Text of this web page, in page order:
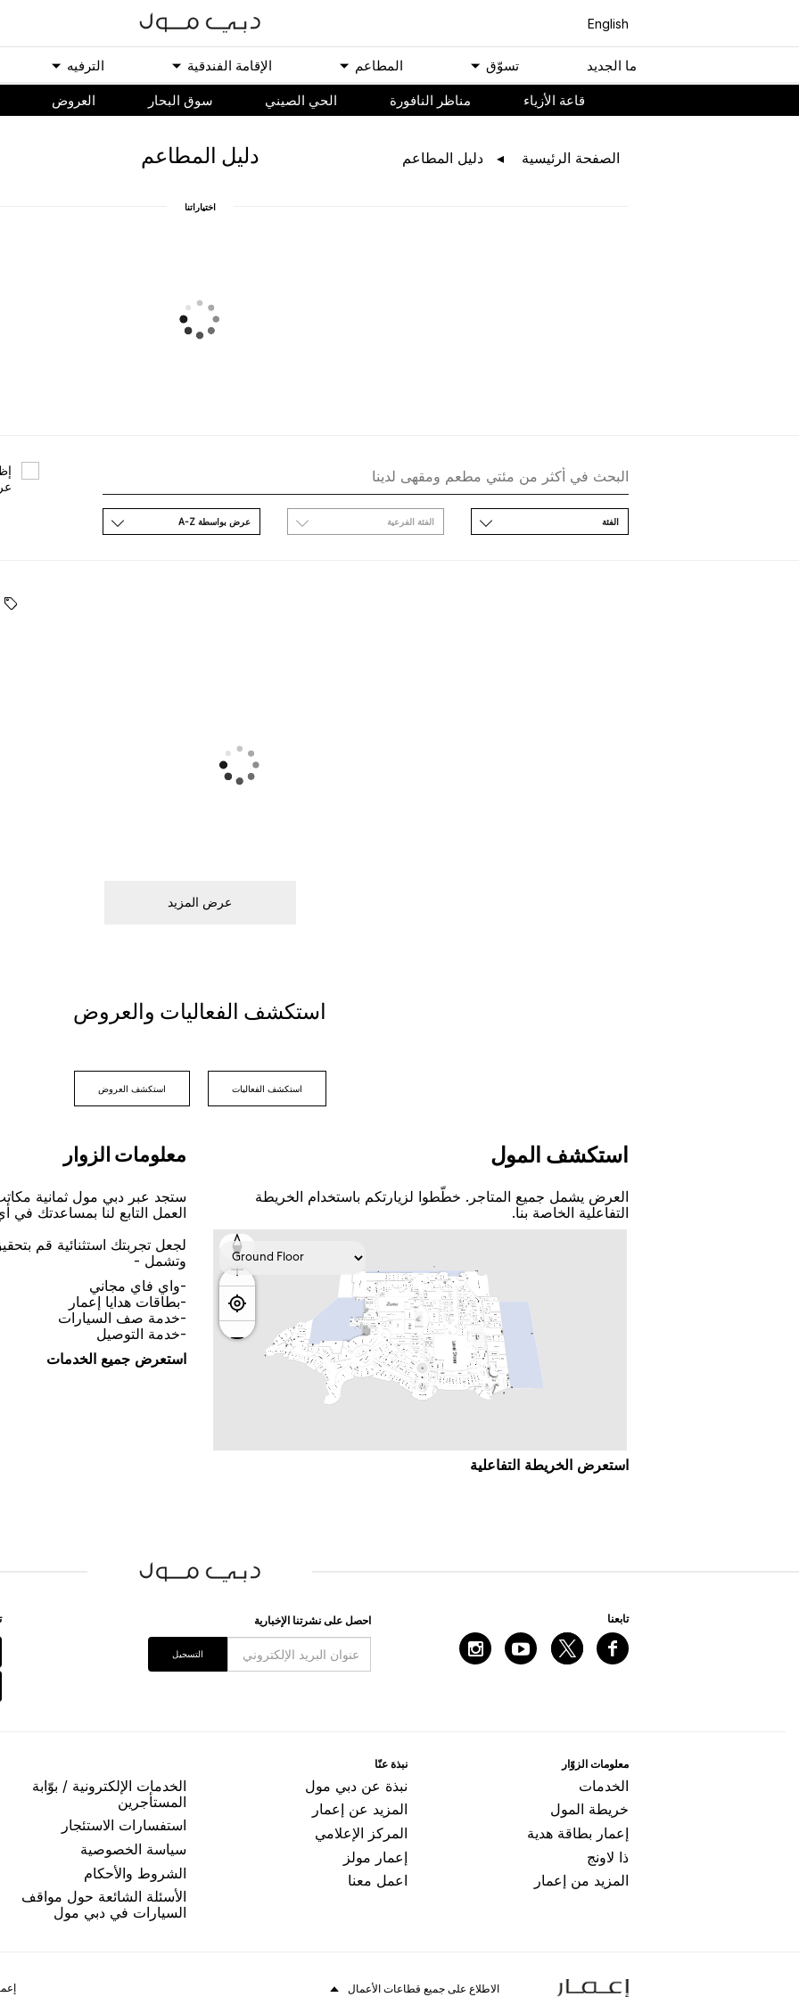
English
ﻣﺎ اﻟﺠﺪﻳﺪ ﺗﺴﻮّﻕ اﻟﻤﻄﺎﻋﻢ اﻹﻗﺎﻣﺔ اﻟﻔﻨﺪﻗﻴﺔ اﻟﺘﺮﻓﻴﻪ
ﻗﺎﻋﺔ اﻷﺯﻳﺎء مناظر النافورة الحي الصيني سوق البحار اﻟﻌﺮﻭﺽ
اﻟﺼﻔﺤﺔ اﻟﺮﺋﻴﺴﻴﺔ ﺩﻟﻴﻞ اﻟﻤﻄﺎﻋﻢ ﺩﻟﻴﻞ اﻟﻤﻄﺎﻋﻢ
اﺧﺘﻴﺎﺭاﺗﻨﺎ
اﻟﻔﺌﺔ اﻟﻔﺌﺔ اﻟﻔﺮﻋﻴﺔ ﻋﺮﺽ ﺑﻮاﺳﻄﺔ A-Z
ﻋﺮﺽ اﻟﻤﺰﻳﺪ
اﺳﺘﻜﺸﻒ اﻟﻔﻌﺎﻟﻴﺎﺕ ﻭاﻟﻌﺮﻭﺽ
اﺳﺘﻜﺸﻒ اﻟﻔﻌﺎﻟﻴﺎﺕ اﺳﺘﻜﺸﻒ اﻟﻌﺮﻭﺽ
اﺳﺘﻜﺸﻒ اﻟﻤﻮﻝ
اﻟﻌﺮﺽ ﻳﺸﻤﻞ ﺟﻤﻴﻊ اﻟﻤﺘﺎﺟﺮ. ﺧﻄّﻄﻮا ﻟﺰﻳﺎﺭﺗﻜﻢ ﺑﺎﺳﺘﺨﺪاﻡ اﻟﺨﺮﻳﻄﺔ
اﻟﺘﻔﺎﻋﻠﻴﺔ اﻟﺨﺎﺻﺔ ﺑﻨﺎ.
اﺳﺘﻌﺮﺽ اﻟﺨﺮﻳﻄﺔ اﻟﺘﻔﺎﻋﻠﻴﺔ
ﻣﻌﻠﻮﻣﺎﺕ اﻟﺰﻭاﺭ
ﺳﺘﺠﺪ ﻋﺒﺮ ﺩﺑﻲ ﻣﻮﻝ ﺛﻤﺎﻧﻴﺔ
اﻟﻌﻤﻞ اﻟﺘﺎﺑﻊ ﻟﻨﺎ ﺑﻤﺴﺎﻋﺪﺗﻚ ﻓﻲ
ﻟﺠﻌﻞ ﺗﺠﺮﺑﺘﻚ اﺳﺘﺜﻨﺎﺋﻴﺔ ﻗﻢ
ﻭﺗﺸﻤﻞ -
-ﻭاﻱ ﻓﺎﻱ ﻣﺠﺎﻧﻲ
-ﺑﻄﺎﻗﺎﺕ ﻫﺪاﻳﺎ ﺇﻋﻤﺎﺭ
-ﺧﺪﻣﺔ ﺻﻒ اﻟﺴﻴﺎﺭاﺕ
-ﺧﺪﻣﺔ اﻟﺘﻮﺻﻴﻞ
اﺳﺘﻌﺮﺽ ﺟﻤﻴﻊ اﻟﺨﺪﻣﺎﺕ
ﺗﺎﺑﻌﻨﺎ اﺣﺼﻞ ﻋﻠﻰ ﻧﺸﺮﺗﻨﺎ اﻹﺧﺒﺎﺭﻳﺔ
اﻟﺘﺴﺠﻴﻞ
ﻣﻌﻠﻮﻣﺎﺕ اﻟﺰﻭّاﺭ
اﻟﺨﺪﻣﺎﺕ
ﺧﺮﻳﻄﺔ اﻟﻤﻮﻝ
ﺇﻋﻤﺎﺭ ﺑﻄﺎﻗﺔ ﻫﺪﻳﺔ
ﺫا ﻻﻭﻧﺞ
المزيد من إعمار
ﻧﺒﺬﺓ ﻋﻨّﺎ
ﻧﺒﺬﺓ ﻋﻦ ﺩﺑﻲ ﻣﻮﻝ
المزيد عن إعمار
اﻟﻤﺮﻛﺰ اﻹﻋﻼﻣﻲ
ﺇﻋﻤﺎﺭ ﻣﻮﻟﺰ
اﻋﻤﻞ ﻣﻌﻨﺎ
اﻟﺨﺪﻣﺎﺕ اﻹﻟﻜﺘﺮﻭﻧﻴﺔ / ﺑﻮّاﺑﺔ
اﻟﻤﺴﺘﺄﺟﺮﻳﻦ
اﺳﺘﻔﺴﺎﺭاﺕ اﻻﺳﺘﺌﺠﺎﺭ
ﺳﻴﺎﺳﺔ اﻟﺨﺼﻮﺻﻴﺔ
اﻟﺸﺮﻭﻁ ﻭاﻷﺣﻜﺎﻡ
الأسئلة الشائعة حول مواقف
السيارات في دبي مول
الاطلاع على جميع قطاعات الأعمال